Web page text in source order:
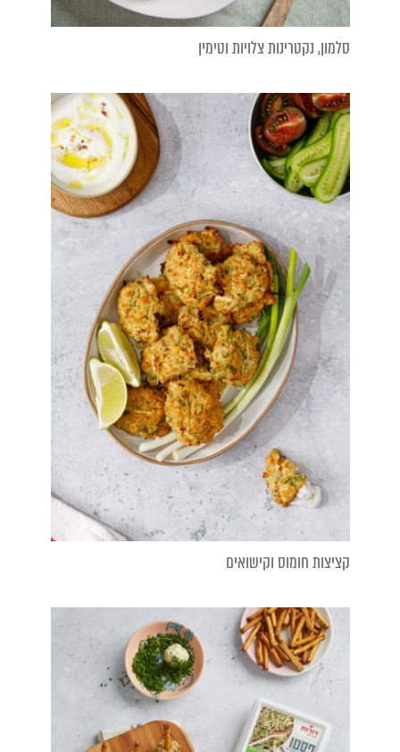
סלמון, נקטרינות צלויות וטימין
קציצות חומוס וקישואים